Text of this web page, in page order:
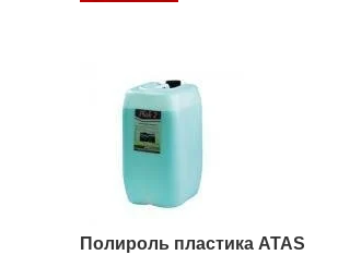
Полироль пластика ATAS